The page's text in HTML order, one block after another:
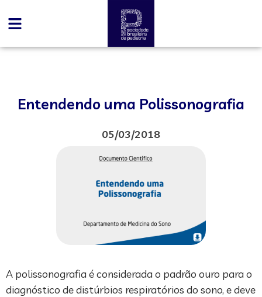
Entendendo uma Polissonografia
05/03/2018
A polissonografia é considerada o padrão ouro para o
diagnóstico de distúrbios respiratórios do sono, e deve